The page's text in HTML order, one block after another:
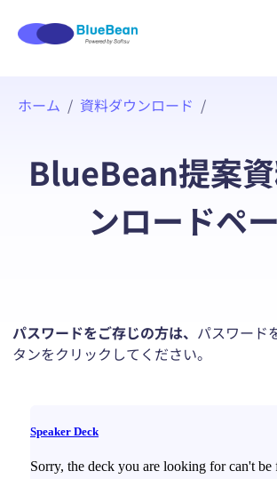
ホーム 資料ダウンロード
BlueBean提案
ンロードペ
パスワードをご存じの方は、 パスワード
タンをクリックしてください。